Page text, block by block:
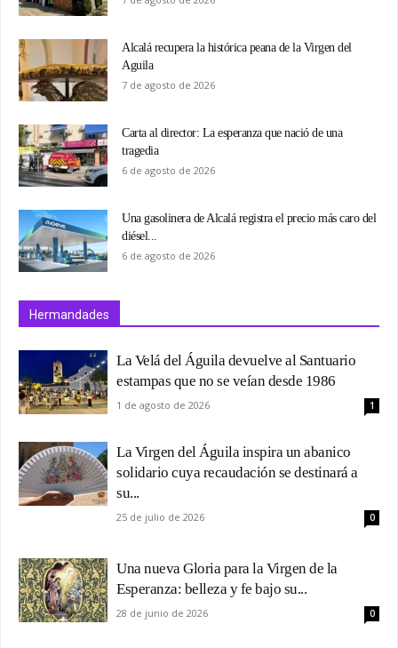
Alcalá recupera la histórica peana de la Virgen del
Aguila
7 de agosto de 2026
Carta al director: La esperanza que nació de una
tragedia
6 de agosto de 2026
Una gasolinera de Alcalá registra el precio más caro del
diésel...
6 de agosto de 2026
Hermandades
La Velá del Águila devuelve al Santuario
estampas que no se veían desde 1986
1 de agosto de 2026 1
La Virgen del Águila inspira un abanico
solidario cuya recaudación se destinará a
su...
25 de julio de 2026 0
Una nueva Gloria para la Virgen de la
Esperanza: belleza y fe bajo su...
28 de junio de 2026 0